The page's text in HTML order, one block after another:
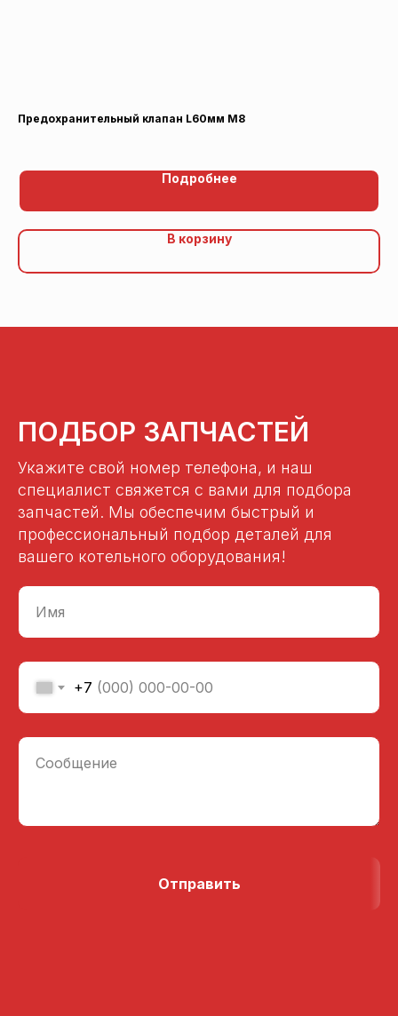
Предохранительный клапан L60мм М8
Подробнее
В корзину
ПОДБОР ЗАПЧАСТЕЙ
Укажите свой номер телефона, и наш
специалист свяжется с вами для подбора
запчастей. Мы обеспечим быстрый и
профессиональный подбор деталей для
вашего котельного оборудования!
Имя
+7
Сообщение
Отправить